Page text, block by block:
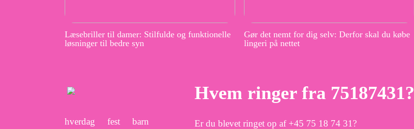
Læsebriller til damer: Stilfulde og funktionelle
løsninger til bedre syn
Gør det nemt for dig selv: Derfor skal du købe
lingeri på nettet
Hvem ringer fra 75187431?
Er du blevet ringet op af +45 75 18 74 31?
hverdag fest
barn